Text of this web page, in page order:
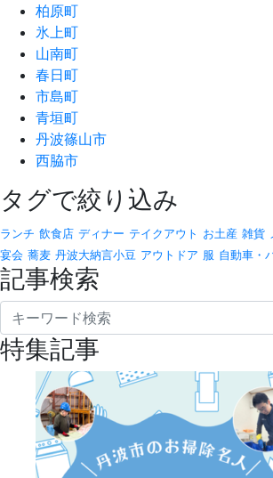
柏原町
氷上町
山南町
春日町
市島町
青垣町
丹波篠山市
西脇市
タグで絞り込み
ランチ 飲食店 ディナー テイクアウト お土産 雑貨
宴会 蕎麦 丹波大納言小豆 アウトドア 服 自動車・
記事検索
特集記事